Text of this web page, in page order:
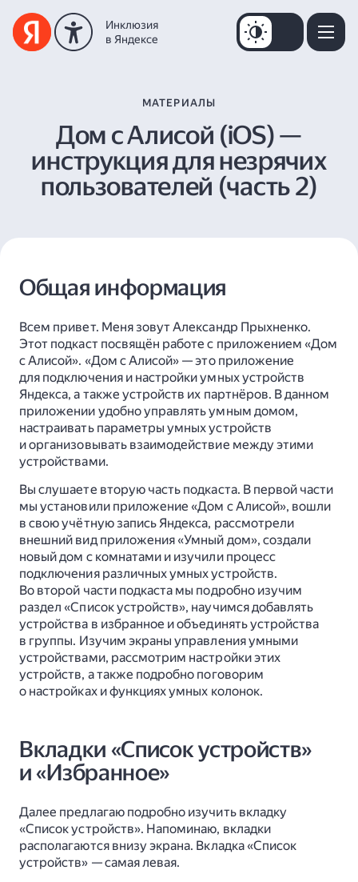
МАТЕРИАЛЫ
Дом с Алисой (iOS) —
инструкция для незрячих
пользователей (часть 2)
Общая информация
Всем привет. Меня зовут Александр Прыхненко.
Этот подкаст посвящён работе с приложением «Дом
с Алисой». «Дом с Алисой» — это приложение
для подключения и настройки умных устройств
Яндекса, а также устройств их партнёров. В данном
приложении удобно управлять умным домом,
настраивать параметры умных устройств
и организовывать взаимодействие между этими
устройствами.
Вы слушаете вторую часть подкаста. В первой части
мы установили приложение «Дом с Алисой», вошли
в свою учётную запись Яндекса, рассмотрели
внешний вид приложения «Умный дом», создали
новый дом с комнатами и изучили процесс
подключения различных умных устройств.
Во второй части подкаста мы подробно изучим
раздел «Список устройств», научимся добавлять
устройства в избранное и объединять устройства
в группы. Изучим экраны управления умными
устройствами, рассмотрим настройки этих
устройств, а также подробно поговорим
о настройках и функциях умных колонок.
Вкладки «Список устройств»
и «Избранное»
Далее предлагаю подробно изучить вкладку
«Список устройств». Напоминаю, вкладки
располагаются внизу экрана. Вкладка «Список
устройств» — самая левая.